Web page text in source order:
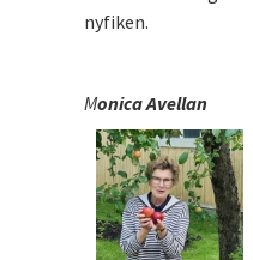
nyfiken.
Monica Avellan